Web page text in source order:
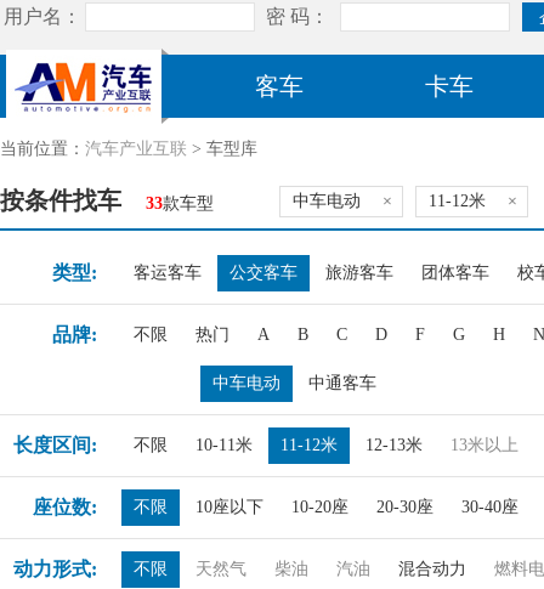
客车 卡车
当前位置： 汽车产业互联 > 车型库
按条件找车 33款车型 中车电动 × 11-12米 ×
类型: 客运客车 公交客车 旅游客车 团体客车 校
品牌: 不限 热门 A B C D F G H N
中车电动 中通客车
长度区间: 不限 10-11米 11-12米 12-13米 13米以上
座位数: 不限 10座以下 10-20座 20-30座 30-40座
动力形式: 不限 天然气 柴油 汽油 混合动力 燃料